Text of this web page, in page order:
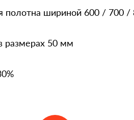
полотна шириной 600 / 700
размерах 50 мм